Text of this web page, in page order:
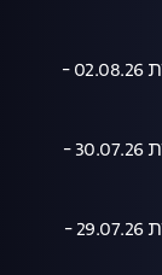
המהדורה המרכזית 02.08.26 -
המהדורה המרכזית 30.07.26 -
המהדורה המרכזית 29.07.26 -